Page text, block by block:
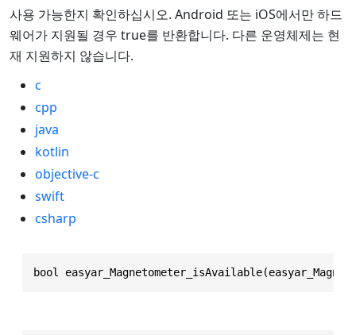
사용 가능한지 확인하십시오. Android 또는 iOS에서만 하드
웨어가 지원될 경우 true를 반환합니다. 다른 운영체제는 현
재 지원하지 않습니다.
c
cpp
java
kotlin
objective-c
swift
csharp
bool